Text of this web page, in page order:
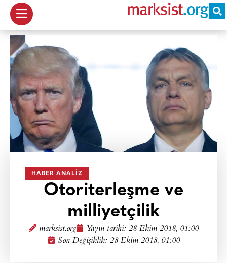
HABER ANALIZ
Otoriterleşme ve
milliyetçilik
marksist.org Yayın tarihi: 28 Ekim 2018, 01:00
Son Değişiklik: 28 Ekim 2018, 01:00